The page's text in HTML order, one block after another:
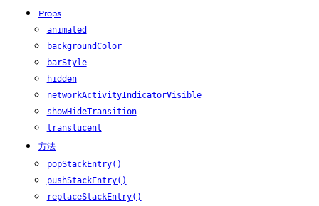
Props
animated
backgroundColor
barStyle
hidden
networkActivityIndicatorVisible
showHideTransition
translucent
方法
popStackEntry()
pushStackEntry()
replaceStackEntry()